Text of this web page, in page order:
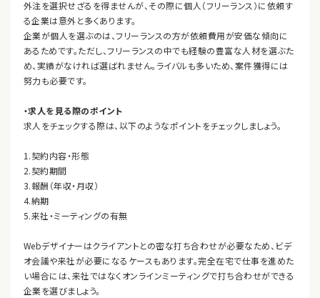
外注を選択せざるを得ませんが、その際に個人（フリーランス）に依頼す
る企業は意外と多くあります。
企業が個人を選ぶのは、フリーランスの方が依頼費用が安価な傾向に
あるためです。ただし、フリーランスの中でも経験の豊富な人材を選ぶた
め、実績がなければ選ばれません。ライバルも多いため、案件獲得には
努力も必要です。
・求人を見る際のポイント
求人をチェックする際は、以下のようなポイントをチェックしましょう。
1.契約内容・形態
2.契約期間
3.報酬（年収・月収）
4.納期
5.来社・ミーティングの有無
Webデザイナーはクライアントとの密な打ち合わせが必要なため、ビデ
オ会議や来社が必要になるケースもあります。完全在宅で仕事を進めた
い場合には、来社ではなくオンラインミーティングで打ち合わせができる
企業を選びましょう。